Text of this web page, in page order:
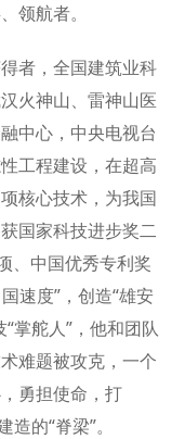
领航者。
者，全国建筑业科
火神山、雷神山医
中心，中央电视台
工程建设，在超高
核心技术，为我国
国家科技进步奖二
、中国优秀专利奖
速度”，创造“雄安
掌舵人”，他和团队
难题被攻克，一个
勇担使命，打
的“脊梁”。